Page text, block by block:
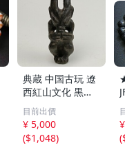
典蔵 中国古玩 遼
西紅山文化 黒曜
石 黒皮玉 太陽神
祈祷像 唐物 骨董
品 古美術 古玉 彫
刻 時代物 魔除け
目前出價
¥ 5,000
($1,048)
(